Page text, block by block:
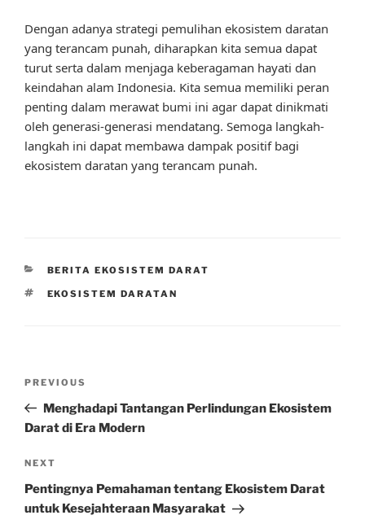
Dengan adanya strategi pemulihan ekosistem daratan
yang terancam punah, diharapkan kita semua dapat
turut serta dalam menjaga keberagaman hayati dan
keindahan alam Indonesia. Kita semua memiliki peran
penting dalam merawat bumi ini agar dapat dinikmati
oleh generasi-generasi mendatang. Semoga langkah-
langkah ini dapat membawa dampak positif bagi
ekosistem daratan yang terancam punah.
CATEGORIES
BERITA EKOSISTEM DARAT
TAGS
EKOSISTEM DARATAN
Previous
Post
PREVIOUS
Menghadapi Tantangan Perlindungan Ekosistem
Darat di Era Modern
Next
Post
NEXT
Pentingnya Pemahaman tentang Ekosistem Darat
untuk Kesejahteraan Masyarakat